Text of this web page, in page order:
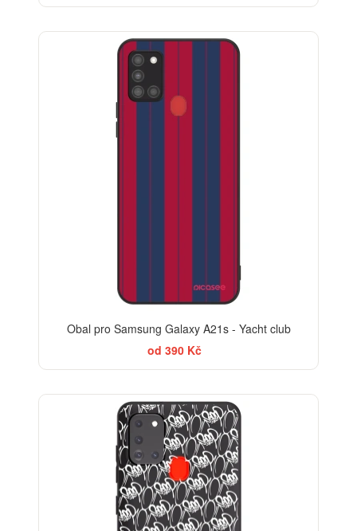
Obal pro Samsung Galaxy A21s - Yacht club
od 390 Kč